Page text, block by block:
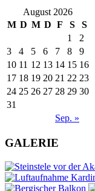
August 2026
M D M D F S S
Sep. »
1
2
3
4 5 6 7 8
9
10 11 12 13 14 15 16
17 18 19 20 21 22 23
24 25 26 27 28 29 30
31
GALERIE